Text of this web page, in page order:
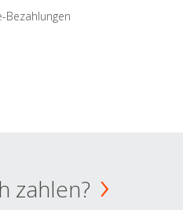
Bezahlungen
zahlen?